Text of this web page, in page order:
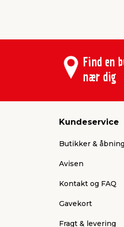
Find en
nær dig
Kundeservice
Butikker &
Avisen
Kontakt og FAQ
Gavekort
Fragt & levering